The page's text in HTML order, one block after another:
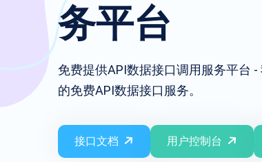
务平台
免费提供API数据接口调用服务平台
的免费API数据接口服务。
接口文档 用户控制台